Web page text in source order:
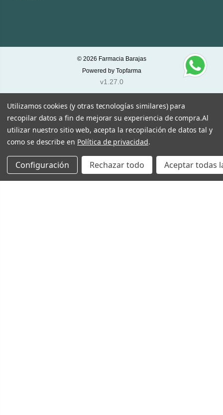
© 2026 Farmacia Barajas
Powered by Topfarma
v1.27.0
Utilizamos cookies (y otras tecnologías similares) para
recopilar datos a fin de mejorar su experiencia de compra.Al
utilizar nuestro sitio web, acepta la recopilación de datos tal y
como se describe en Política de privacidad.
Configuración Rechazar todo Aceptar todas